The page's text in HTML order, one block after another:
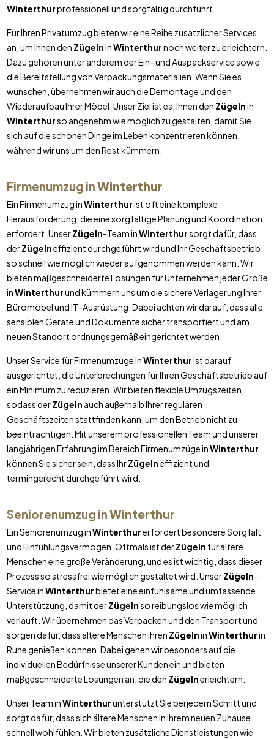
Winterthurprofessionell und sorgfältig durchführt.
Für Ihren Privatumzug bieten wir eine Reihe zusätzlicher Services
an, um Ihnen den ZügelninWinterthurnoch weiter zu erleichtern.
Dazu gehören unter anderem der Ein- und Auspackservice sowie
die Bereitstellung von Verpackungsmaterialien. Wenn Sie es
wünschen, übernehmen wir auch die Demontage und den
Wiederaufbau Ihrer Möbel. Unser Ziel ist es, Ihnen den Zügelnin
Winterthurso angenehm wie möglich zu gestalten, damit Sie
sich auf die schönen Dinge im Leben konzentrieren können,
während wir uns um den Rest kümmern.
Firmenumzug inWinterthur
Ein Firmenumzug inWinterthurist oft eine komplexe
Herausforderung, die eine sorgfältige Planung und Koordination
erfordert. UnserZügeln-Team inWinterthursorgt dafür, dass
derZügelneffizient durchgeführt wird und Ihr Geschäftsbetrieb
so schnell wie möglich wieder aufgenommen werden kann. Wir
bieten maßgeschneiderte Lösungen für Unternehmen jeder Größe
inWinterthurund kümmern uns um die sichere Verlagerung Ihrer
Büromöbel und IT-Ausrüstung. Dabei achten wir darauf, dass alle
sensiblen Geräte und Dokumente sicher transportiert und am
neuen Standort ordnungsgemäß eingerichtet werden.
Unser Service für Firmenumzüge inWinterthurist darauf
ausgerichtet, die Unterbrechungen für Ihren Geschäftsbetrieb auf
ein Minimum zu reduzieren. Wir bieten flexible Umzugszeiten,
sodass derZügeln auch außerhalb Ihrer regulären
Geschäftszeiten stattfinden kann, um den Betrieb nicht zu
beeinträchtigen. Mit unserem professionellen Team und unserer
langjährigen Erfahrung im Bereich Firmenumzüge inWinterthur
können Sie sicher sein, dass IhrZügelneffizient und
termingerecht durchgeführt wird.
Seniorenumzug inWinterthur
Ein Seniorenumzug inWinterthurerfordert besondere Sorgfalt
und Einfühlungsvermögen. Oftmals ist derZügeln für ältere
Menschen eine große Veränderung, und es ist wichtig, dass dieser
Prozess so stressfrei wie möglich gestaltet wird. UnserZügeln-
Service inWinterthurbietet eine einfühlsame und umfassende
Unterstützung, damit derZügelnso reibungslos wie möglich
verläuft. Wir übernehmen das Verpacken und den Transport und
sorgen dafür, dass ältere Menschen ihren ZügelninWinterthurin
Ruhe genießen können. Dabei gehen wir besonders auf die
individuellen Bedürfnisse unserer Kunden ein und bieten
maßgeschneiderte Lösungen an, die den Zügelnerleichtern.
Unser Team inWinterthurunterstützt Sie bei jedem Schritt und
sorgt dafür, dass sich ältere Menschen in ihrem neuen Zuhause
schnell wohlfühlen. Wir bieten zusätzliche Dienstleistungen wie